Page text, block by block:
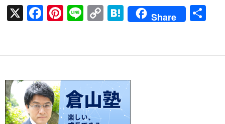
X
F
b
o
o
k
Pi
es
t
Li
C
y
Li
n
k
H
n
a
Share